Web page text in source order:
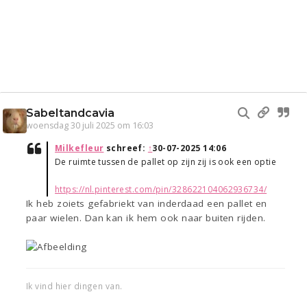
Sabeltandcavia
woensdag 30 juli 2025 om 16:03
Milkefleur schreef: ↑30-07-2025 14:06
De ruimte tussen de pallet op zijn zij is ook een optie
https://nl.pinterest.com/pin/328622104062936734/
Ik heb zoiets gefabriekt van inderdaad een pallet en
paar wielen. Dan kan ik hem ook naar buiten rijden.
Ik vind hier dingen van.